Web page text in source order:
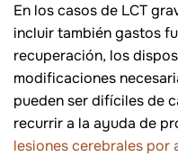
En los casos de LCT
incluir también gastos
recuperación, los
modificaciones
pueden ser difíciles de
recurrir a la ayuda de
lesiones cerebrales